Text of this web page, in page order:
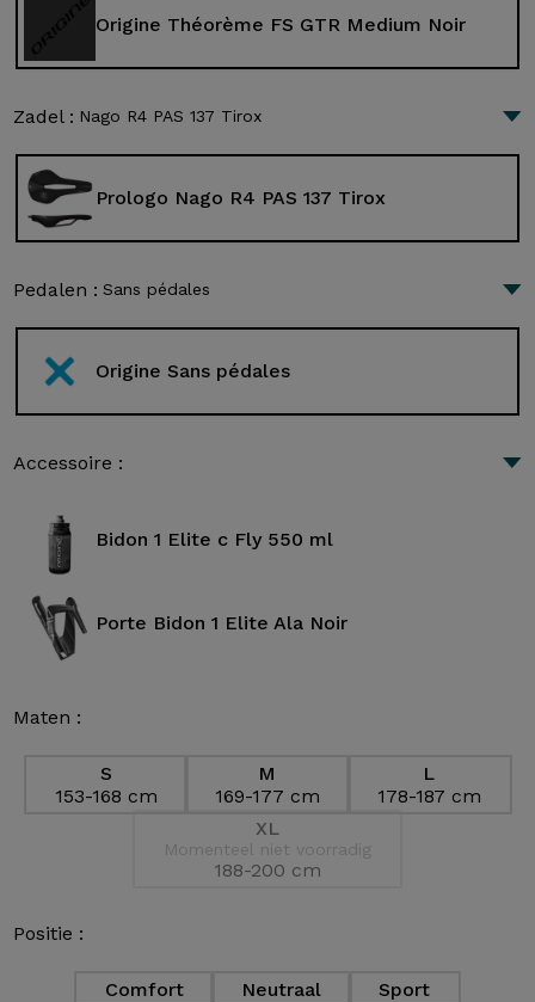
Origine Théorème FS GTR Medium Noir
Zadel : Nago R4 PAS 137 Tirox
Prologo Nago R4 PAS 137 Tirox
Pedalen : Sans pédales
Origine Sans pédales
Accessoire :
Bidon 1 Elite c Fly 550 ml
Porte Bidon 1 Elite Ala Noir
Maten :
S
153-168 cm
M
169-177 cm
L
178-187 cm
XL
Momenteel niet voorradig
188-200 cm
Positie :
Comfort Neutraal Sport